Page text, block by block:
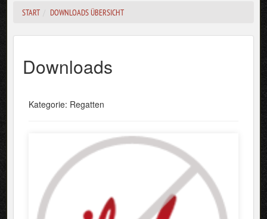
START DOWNLOADS ÜBERSICHT
Downloads
Kategorie: Regatten